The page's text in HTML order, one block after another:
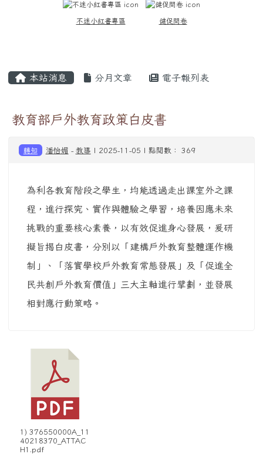
不迷小紅書專區 健促問卷
本站消息 分月文章 電子報列表
教育部戶外教育政策白皮書
轉知 潘怡媚 - 教導 | 2025-11-05 | 點閱數： 369
為利各教育階段之學生，均能透過走出課室外之課
程，進行探究、實作與體驗之學習，培養因應未來
挑戰的重要核心素養，以有效促進身心發展，爰研
擬旨揭白皮書，分別以「建構戶外教育整體運作機
制」、「落實學校戶外教育常態發展」及「促進全
民共創戶外教育價值」三大主軸進行擘劃，並發展
相對應行動策略。
1) 376550000A_11
40218370_ATTAC
H1.pdf